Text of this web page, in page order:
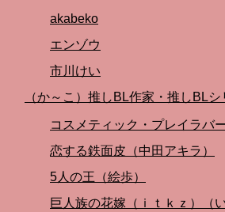
akabeko
エンゾウ
市川けい
（か～こ）推しBL作家・推しBLシ
コスメティック・プレイラバ
恋する鉄面皮（中田アキラ）
5人の王（絵歩）
巨人族の花嫁（ｉｔｋｚ）（